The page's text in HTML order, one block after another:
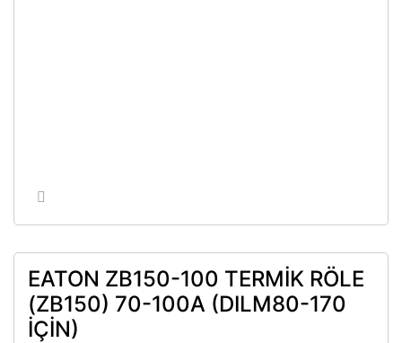
EATON ZB150-100 TERMİK RÖLE
(ZB150) 70-100A (DILM80-170
İÇİN)